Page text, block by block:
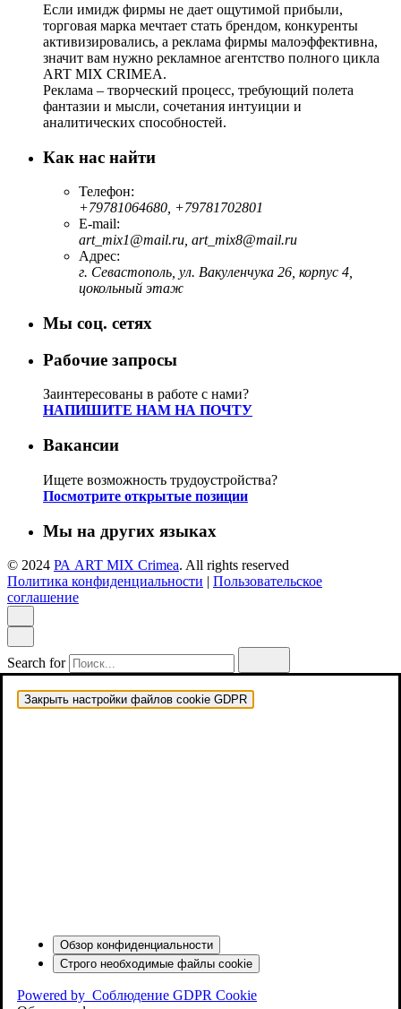
Если имидж фирмы не дает ощутимой прибыли,
торговая марка мечтает стать брендом, конкуренты
активизировались, а реклама фирмы малоэффективна,
значит вам нужно рекламное агентство полного цикла
ART MIX CRIMEA.
Реклама – творческий процесс, требующий полета
фантазии и мысли, сочетания интуиции и
аналитических способностей.
Как нас найти
Телефон:
+79781064680, +79781702801
E-mail:
art_mix1@mail.ru, art_mix8@mail.ru
Адрес:
г. Севастополь, ул. Вакуленчука 26, корпус 4,
цокольный этаж
Мы соц. сетях
Рабочие запросы
Заинтересованы в работе с нами?
НАПИШИТЕ НАМ НА ПОЧТУ
Вакансии
Ищете возможность трудоустройства?
Посмотрите открытые позиции
Мы на других языках
© 2024 РА ART MIX Crimea. All rights reserved
Политика конфиденциальности | Пользовательское
соглашение
Search for
Закрыть настройки файлов cookie GDPR
Обзор конфиденциальности
Строго необходимые файлы cookie
Powered by Соблюдение GDPR Cookie